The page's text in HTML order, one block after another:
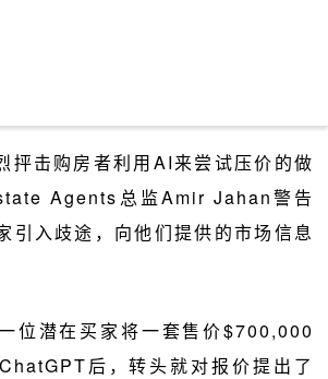
抨击购房者利用AI来尝试压价的做
Agents总监Amir Jahan警告
引入歧途，向他们提供的市场信息
位潜在买家将一套售价$700,000
后，转头就对报价提出了